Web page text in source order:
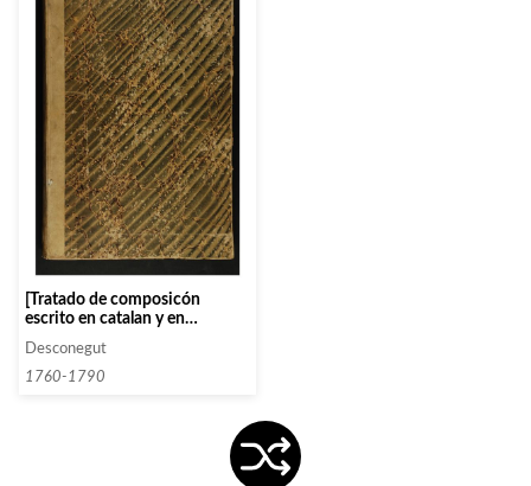
[Tratado de composicón
escrito en catalan y en
Desconegut
1760-1790